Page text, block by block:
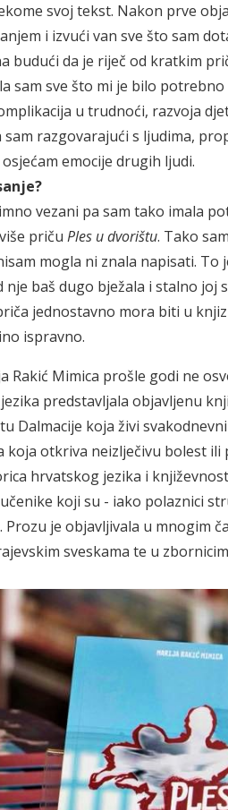
svoj tekst. Nakon prve
i izvući van sve što sam
budući da je riječ od kratkim
sam sve što mi je bilo
u trudnoći, razvoja
razgovarajući s ljudima,
emocije drugih ljudi.
najzahtjevniji
vezani pa sam tako imala
priču Ples u dvorištu. Tako
mogla ni znala napisati. To
baš dugo bježala i stalno joj
jednostavno mora biti u
ispravno.
Rakić Mimica prošle godi ne
predstavljala objavljenu
Dalmacije koja živi
otkriva neizlječivu bolest ili
hrvatskog jezika i
koji su - iako polaznici
je objavljivala u mnogim
sveskama te u